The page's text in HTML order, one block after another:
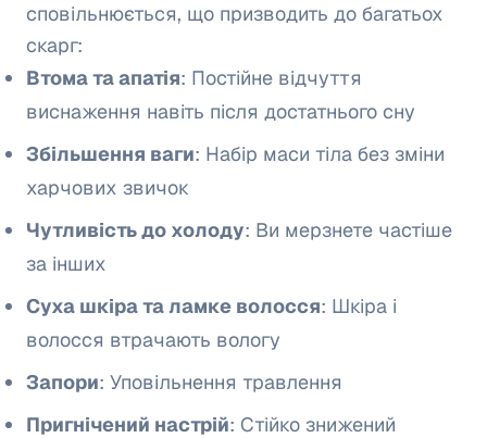
сповільнюється, що призводить до багатьох
скарг:
Втома та апатія: Постійне відчуття
виснаження навіть після достатнього сну
Збільшення ваги: Набір маси тіла без зміни
харчових звичок
Чутливість до холоду: Ви мерзнете частіше
за інших
Суха шкіра та ламке волосся: Шкіра і
волосся втрачають вологу
Запори: Уповільнення травлення
Пригнічений настрій: Стійко знижений